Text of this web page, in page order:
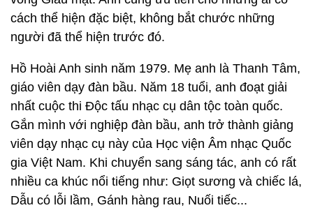
cách thể hiện đặc biệt, không bắt chước những
người đã thể hiện trước đó.
Hồ Hoài Anh sinh năm 1979. Mẹ anh là Thanh Tâm,
giáo viên dạy đàn bầu. Năm 18 tuổi, anh đoạt giải
nhất cuộc thi Độc tấu nhạc cụ dân tộc toàn quốc.
Gắn mình với nghiệp đàn bầu, anh trở thành giảng
viên dạy nhạc cụ này của Học viện Âm nhạc Quốc
gia Việt Nam. Khi chuyển sang sáng tác, anh có rất
nhiều ca khúc nổi tiếng như: Giọt sương và chiếc lá,
Dẫu có lỗi lầm, Gánh hàng rau, Nuối tiếc...